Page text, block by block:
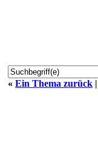
« Ein Thema zurück |